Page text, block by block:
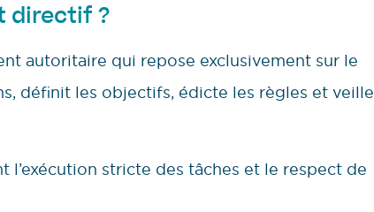
directif ?
autoritaire qui repose exclusivement sur le
définit les objectifs, édicte les règles et veille
stricte des tâches et le respect de